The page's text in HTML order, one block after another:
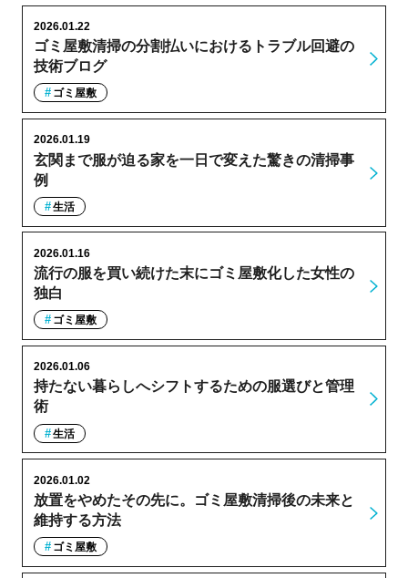
ゴミ屋敷清掃の分割払いにおけるトラブル回避の
技術ブログ
2026.01.22
ゴミ屋敷
玄関まで服が迫る家を一日で変えた驚きの清掃事
例
2026.01.19
生活
流行の服を買い続けた末にゴミ屋敷化した女性の
独白
2026.01.16
ゴミ屋敷
持たない暮らしへシフトするための服選びと管理
術
2026.01.06
生活
放置をやめたその先に。ゴミ屋敷清掃後の未来と
維持する方法
2026.01.02
ゴミ屋敷